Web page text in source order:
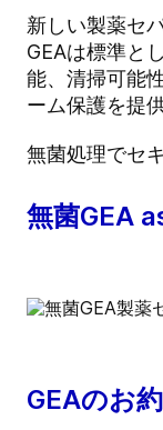
新しい製薬セ
GEAは標準と
能、清掃可能
ーム保護を提
無菌処理でセ
無菌GEA
GEAのお